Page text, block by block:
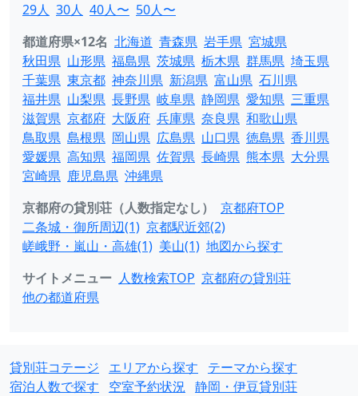
29人 30人 40人〜 50人〜
都道府県×12名 北海道 青森県 岩手県 宮城県
秋田県 山形県 福島県 茨城県 栃木県 群馬県 埼玉県
千葉県 東京都 神奈川県 新潟県 富山県 石川県
福井県 山梨県 長野県 岐阜県 静岡県 愛知県 三重県
滋賀県 京都府 大阪府 兵庫県 奈良県 和歌山県
鳥取県 島根県 岡山県 広島県 山口県 徳島県 香川県
愛媛県 高知県 福岡県 佐賀県 長崎県 熊本県 大分県
宮崎県 鹿児島県 沖縄県
京都府の貸別荘（人数指定なし）
京都府TOP
二条城・御所周辺(1) 京都駅近郊(2)
嵯峨野・嵐山・高雄(1) 美山(1) 地図から探す
サイトメニュー 人数検索TOP 京都府の貸別荘
他の都道府県
貸別荘コテージ エリアから探す
テーマから探す
宿泊人数で探す
空室予約状況 静岡・伊豆貸別荘